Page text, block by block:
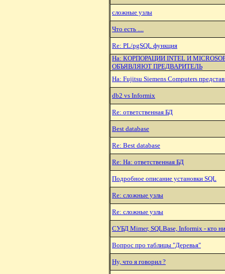
сложные узлы
Что есть ....
Re: PL/pgSQL функция
Hа: КОРПОРАЦИИ INTEL И
ОБЪЯВЛЯЮТ ПРЕДВАРИТЕЛЬ
Hа: Fujitsu Siemens Computers
db2 vs Informix
Re: ответственная БД
Best database
Re: Best database
Re: Hа: ответственная БД
Подробное описание установки SQL
Re: сложные узлы
Re: сложные узлы
СУБД Mimer, SQLBase, Informix - кто
Вопрос про таблицы "Деревья"
Hу, что я говорил ?